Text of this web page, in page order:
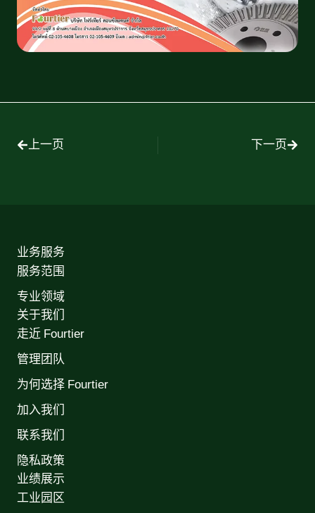
上一页 下一页
业务服务
服务范围
专业领域
关于我们
走近 Fourtier
管理团队
为何选择 Fourtier
加入我们
联系我们
隐私政策
业绩展示
工业园区